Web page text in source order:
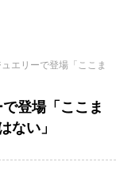
エリーで登場「ここま
登場「ここま
ない」